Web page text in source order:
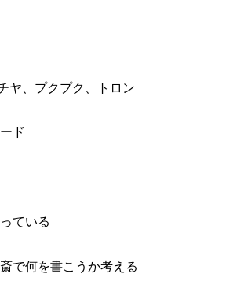
ヤ、プクプク、トロン
ド
ている
で何を書こうか考える